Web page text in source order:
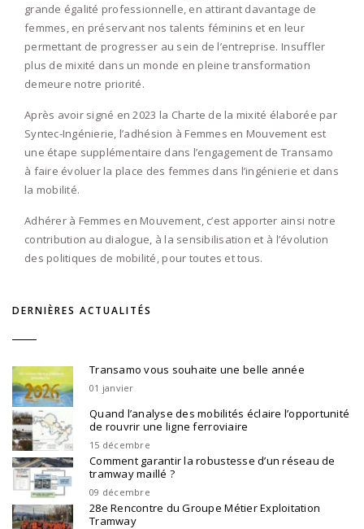
grande égalité professionnelle, en attirant davantage de
femmes, en préservant nos talents féminins et en leur
permettant de progresser au sein de l’entreprise. Insuffler
plus de mixité dans un monde en pleine transformation
demeure notre priorité.
Après avoir signé en 2023 la Charte de la mixité élaborée par
Syntec-Ingénierie, l’adhésion à Femmes en Mouvement est
une étape supplémentaire dans l’engagement de Transamo
à faire évoluer la place des femmes dans l’ingénierie et dans
la mobilité.
Adhérer à Femmes en Mouvement, c’est apporter ainsi notre
contribution au dialogue, à la sensibilisation et à l’évolution
des politiques de mobilité, pour toutes et tous.
DERNIÈRES ACTUALITÉS
Transamo vous souhaite une belle année
01 janvier
Quand l’analyse des mobilités éclaire l’opportunité
de rouvrir une ligne ferroviaire
15 décembre
Comment garantir la robustesse d’un réseau de
tramway maillé ?
09 décembre
28e Rencontre du Groupe Métier Exploitation
Tramway